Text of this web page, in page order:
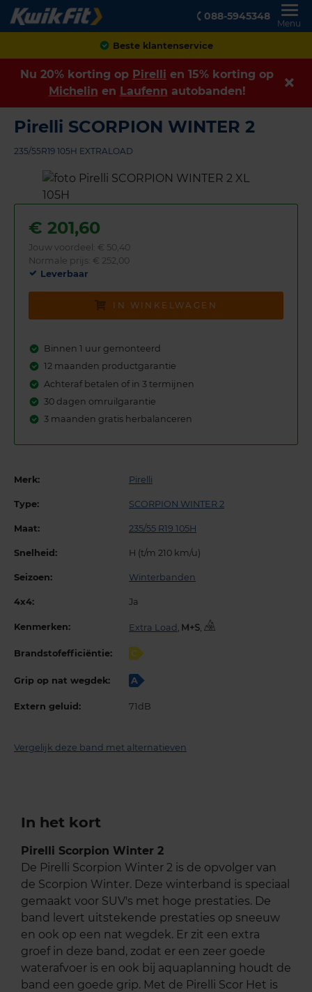
088-5945348
Menu
Achteraf betalen
Nu 20% korting op Pirelli en 15% korting op
Michelin en Laufenn autobanden!
Pirelli SCORPION WINTER 2
235/55R19 105H EXTRALOAD
€ 201,60
Jouw voordeel: € 50,40
Normale prijs: € 252,00
Leverbaar
IN WINKELWAGEN
Binnen 1 uur gemonteerd
12 maanden productgarantie
Achteraf betalen of in 3 termijnen
30 dagen omruilgarantie
3 maanden gratis herbalanceren
Merk: Pirelli
Type: SCORPION WINTER 2
Maat: 235/55 R19 105H
Snelheid: H (t/m 210 km/u)
Seizoen: Winterbanden
4x4: Ja
Kenmerken: Extra Load ,
Brandstofefficiëntie: C
Grip op nat wegdek: A
Extern geluid: 71dB
Vergelijk deze band met alternatieven
In het kort
Pirelli Scorpion Winter 2
De Pirelli Scorpion Winter 2 is de opvolger van
de Scorpion Winter. Deze winterband is speciaal
gemaakt voor SUV's met hoge prestaties. De
band levert uitstekende prestaties op sneeuw
en ook op een nat wegdek. Er zit een extra
groef in deze band, zodat er een zeer goede
waterafvoer is en ook bij aquaplanning houdt de
band een goede grip. Met de Pirelli Scor Het is